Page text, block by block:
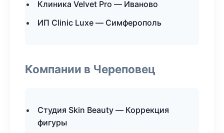
Клиника Velvet Pro — Иваново
ИП Clinic Luxe — Симферополь
Компании в Череповец
Студия Skin Beauty — Коррекция
фигуры